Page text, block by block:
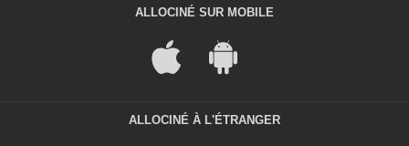
ALLOCINÉ SUR MOBILE
ALLOCINÉ À L'ÉTRANGER